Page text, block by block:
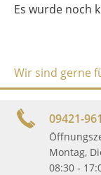
Es wurde noch
Wir sind gerne
09421-
Montag,
08:30 -